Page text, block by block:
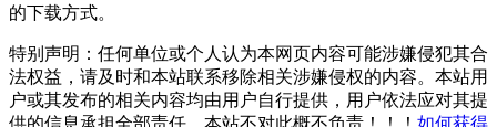
的下载方式。
特别声明：任何单位或个人认为本网页内容可能涉嫌侵犯其合
法权益，请及时和本站联系移除相关涉嫌侵权的内容。本站用
户或其发布的相关内容均由用户自行提供，用户依法应对其提
供的信息承担全部责任，本站不对此概不负责！！！ 如何获得